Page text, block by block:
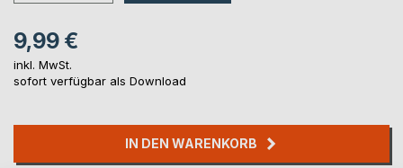
9,99 €
inkl. MwSt.
sofort verfügbar als Download
IN DEN WARENKORB